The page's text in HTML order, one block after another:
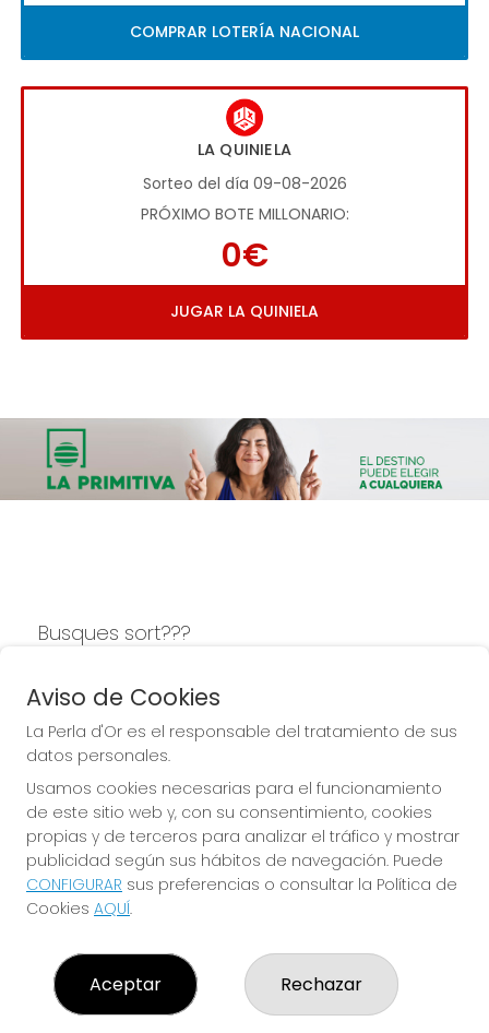
COMPRAR LOTERÍA NACIONAL
LA QUINIELA
Sorteo del día 09-08-2026
PRÓXIMO BOTE MILLONARIO:
0€
JUGAR LA QUINIELA
Busques sort???
LA PERLA D'OR
¿Quiénes somos?
Comprar lotería
Resultados
Contacto
Empresas
Boletos digitales
Registro
REDES SOCIALES
Aviso de Cookies
La Perla d'Or es el responsable del tratamiento de sus
datos personales.
Usamos cookies necesarias para el funcionamiento
de este sitio web y, con su consentimiento, cookies
propias y de terceros para analizar el tráfico y mostrar
publicidad según sus hábitos de navegación. Puede
CONFIGURAR sus preferencias o consultar la Política de
Cookies AQUÍ.
Aceptar Rechazar